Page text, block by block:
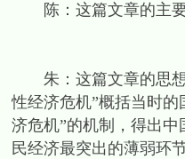
陈：这篇文章的主要
朱：这篇文章的思想
性经济危机”概括当时
济危机”的机制，得出
民经济最突出的薄弱环